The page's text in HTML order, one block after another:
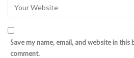
Save my name, email, and website in
comment.